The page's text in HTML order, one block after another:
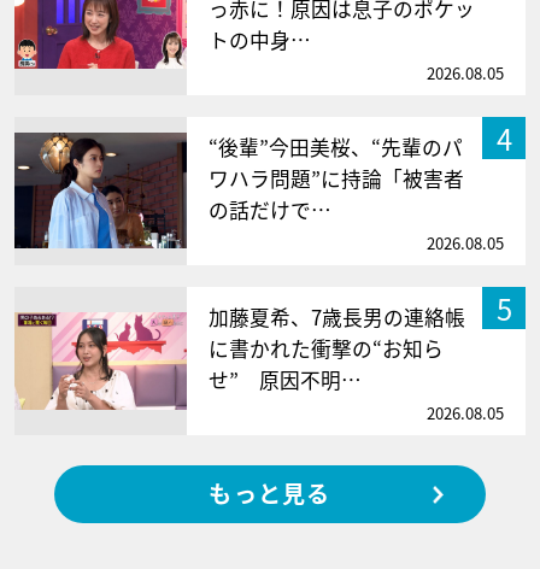
っ赤に！原因は息子のポケッ
トの中身…
2026.08.05
4
“後輩”今田美桜、“先輩のパ
ワハラ問題”に持論「被害者
の話だけで…
2026.08.05
5
加藤夏希、7歳長男の連絡帳
に書かれた衝撃の“お知ら
せ” 原因不明…
2026.08.05
もっと見る